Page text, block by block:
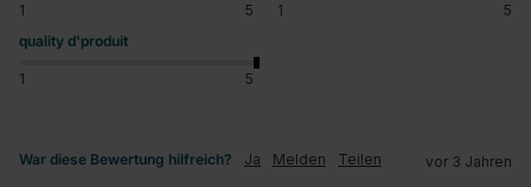
1 5 1
5
quality d'produit
1 5
War diese Bewertung hilfreich? Ja Melden Teilen vor 3 Jahren